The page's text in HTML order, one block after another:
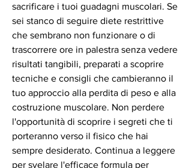
sacrificare i tuoi guadagni muscolari. Se
sei stanco di seguire diete restrittive
che sembrano non funzionare o di
trascorrere ore in palestra senza vedere
risultati tangibili, preparati a scoprire
tecniche e consigli che cambieranno il
tuo approccio alla perdita di peso e alla
costruzione muscolare. Non perdere
l'opportunità di scoprire i segreti che ti
porteranno verso il fisico che hai
sempre desiderato. Continua a leggere
per svelare l'efficace formula per